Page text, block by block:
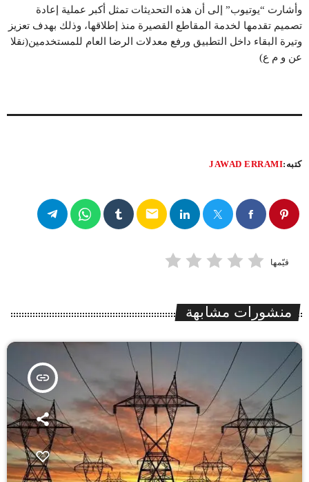
وأشارت “يوتيوب” إلى أن هذه التحديثات تمثل أكبر عملية إعادة
تصميم تقدمها لخدمة المقاطع القصيرة منذ إطلاقها، وذلك بهدف تعزيز
وتيرة البقاء داخل التطبيق ورفع معدلات الرضا العام للمستخدمين(نقلا
عن و م ع)
كتبه:JAWAD ERRAMI
email
قيّمها
منشورات مشابهة
insert_link